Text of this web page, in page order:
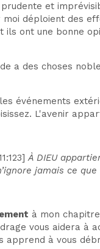
et
déploient des
ont une bonne
a des choses
événements
L'avenir
À DIEU
jamais ce que
à mon
vous aidera à
apprend à vous